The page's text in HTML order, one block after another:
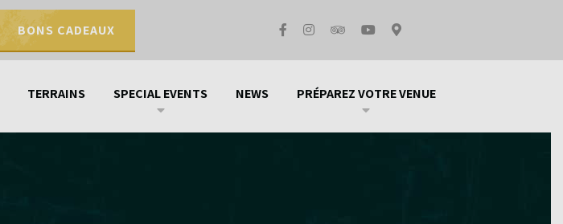
BONS CADEAUX
TERRAINS SPECIAL EVENTS NEWS PRÉPAREZ VOTRE VENUE